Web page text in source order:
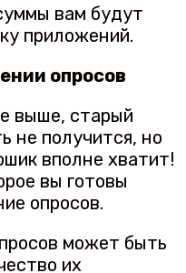
вам будут
приложений.
опросов
выше, старый
не получится, но
вполне хватит!
вы готовы
опросов.
может быть
их